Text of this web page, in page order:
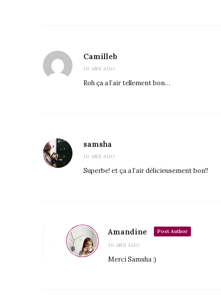
Camilleb
10 ANS AGO
Roh ça a l’air tellement bon…
samsha
10 ANS AGO
Superbe! et ça a l’air délicieusement bon!!
Amandine Post Author
10 ANS AGO
Merci Samsha :)